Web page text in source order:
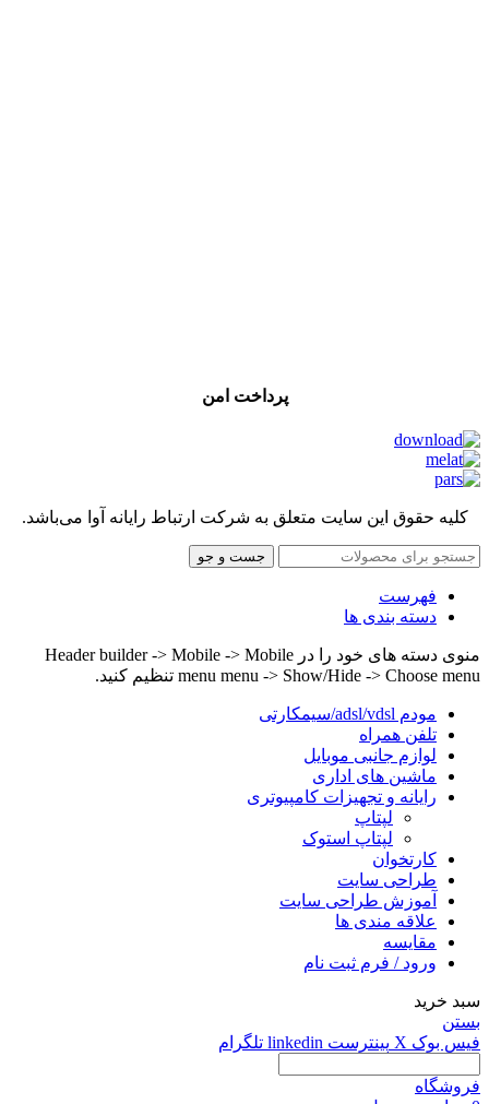
پرداخت امن
کلیه حقوق این سایت متعلق به شرکت ارتباط رایانه آوا می‌باشد.
جست و جو
فهرست
دسته بندی ها
منوی دسته های خود را در Header builder -> Mobile -> Mobile
menu menu -> Show/Hide -> Choose menu تنظیم کنید.
مودم adsl/vdsl/سیمکارتی
تلفن همراه
لوازم جانبی موبایل
ماشین های اداری
رایانه و تجهیزات کامپیوتری
لپتاپ
لپتاپ استوک
کارتخوان
طراحی سایت
آموزش طراحی سایت
علاقه مندی ها
مقایسه
ورود / فرم ثبت نام
سبد خرید
بستن
فیس بوک X پینترست linkedin تلگرام
فروشگاه